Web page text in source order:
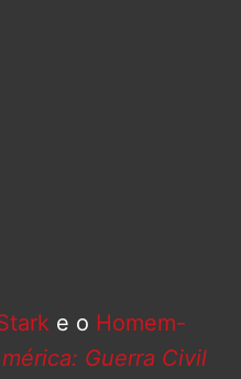
e o Homem-
Guerra Civil